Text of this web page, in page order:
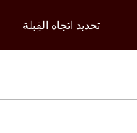
تحديد اتجاه القِبلة